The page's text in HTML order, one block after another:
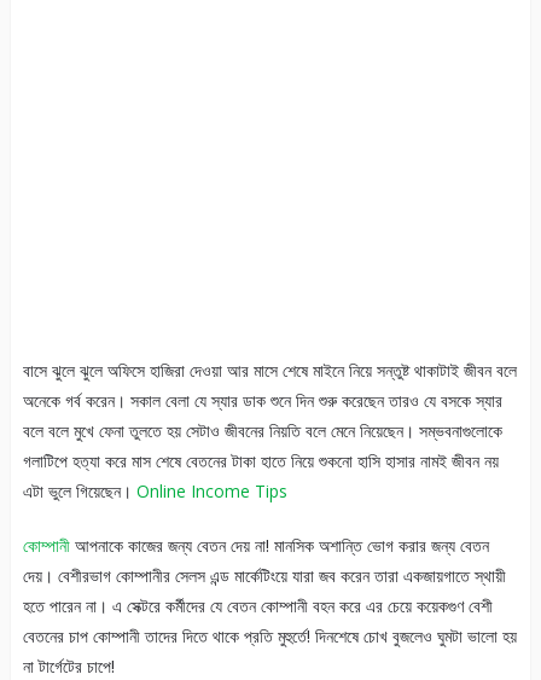
বাসে ঝুলে ঝুলে অফিসে হাজিরা দেওয়া আর মাসে শেষে মাইনে নিয়ে সন্তুষ্ট থাকাটাই জীবন বলে
অনেকে গর্ব করেন। সকাল বেলা যে স্যার ডাক শুনে দিন শুরু করেছেন তারও যে বসকে স্যার
বলে বলে মুখে ফেনা তুলতে হয় সেটাও জীবনের নিয়তি বলে মেনে নিয়েছেন। সম্ভবনাগুলোকে
গলাটিপে হত্যা করে মাস শেষে বেতনের টাকা হাতে নিয়ে শুকনো হাসি হাসার নামই জীবন নয়
এটা ভুলে গিয়েছেন। Online Income Tips
কোম্পানী আপনাকে কাজের জন্য বেতন দেয় না! মানসিক অশান্তি ভোগ করার জন্য বেতন
দেয়। বেশীরভাগ কোম্পানীর সেলস এন্ড মার্কেটিংয়ে যারা জব করেন তারা একজায়গাতে স্থায়ী
হতে পারেন না। এ সেক্টরে কর্মীদের যে বেতন কোম্পানী বহন করে এর চেয়ে কয়েকগুণ বেশী
বেতনের চাপ কোম্পানী তাদের দিতে থাকে প্রতি মুহুর্তে! দিনশেষে চোখ বুজলেও ঘুমটা ভালো হয়
না টার্গেটের চাপে!